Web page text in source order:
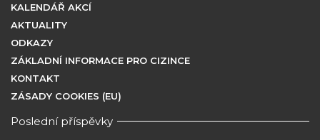
KALENDÁŘ AKCÍ
AKTUALITY
ODKAZY
ZÁKLADNÍ INFORMACE PRO CIZINCE
KONTAKT
ZÁSADY COOKIES (EU)
Poslední příspěvky